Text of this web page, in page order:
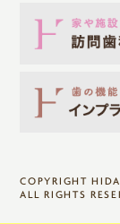
COPYRIGHT
ALL RIGHTS